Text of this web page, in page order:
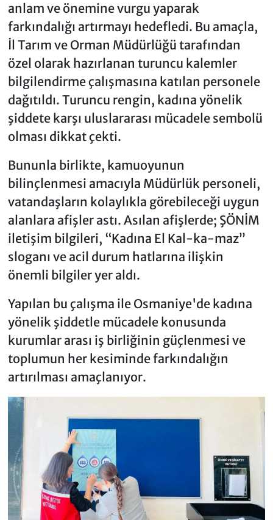
anlam ve önemine vurgu yaparak
farkındalığı artırmayı hedefledi. Bu amaçla,
İl Tarım ve Orman Müdürlüğü tarafından
özel olarak hazırlanan turuncu kalemler
bilgilendirme çalışmasına katılan personele
dağıtıldı. Turuncu rengin, kadına yönelik
şiddete karşı uluslararası mücadele sembolü
olması dikkat çekti.
Bununla birlikte, kamuoyunun
bilinçlenmesi amacıyla Müdürlük personeli,
vatandaşların kolaylıkla görebileceği uygun
alanlara afişler astı. Asılan afişlerde; ŞÖNİM
iletişim bilgileri, “Kadına El Kal-ka-maz”
sloganı ve acil durum hatlarına ilişkin
önemli bilgiler yer aldı.
Yapılan bu çalışma ile Osmaniye'de kadına
yönelik şiddetle mücadele konusunda
kurumlar arası iş birliğinin güçlenmesi ve
toplumun her kesiminde farkındalığın
artırılması amaçlanıyor.